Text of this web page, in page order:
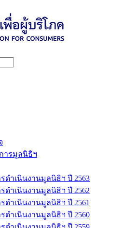
ารมูลนิธิฯ
ดำเนินงานมูลนิธิฯ ปี 2563
ดำเนินงานมูลนิธิฯ ปี 2562
ดำเนินงานมูลนิธิฯ ปี 2561
ดำเนินงานมูลนิธิฯ ปี 2560